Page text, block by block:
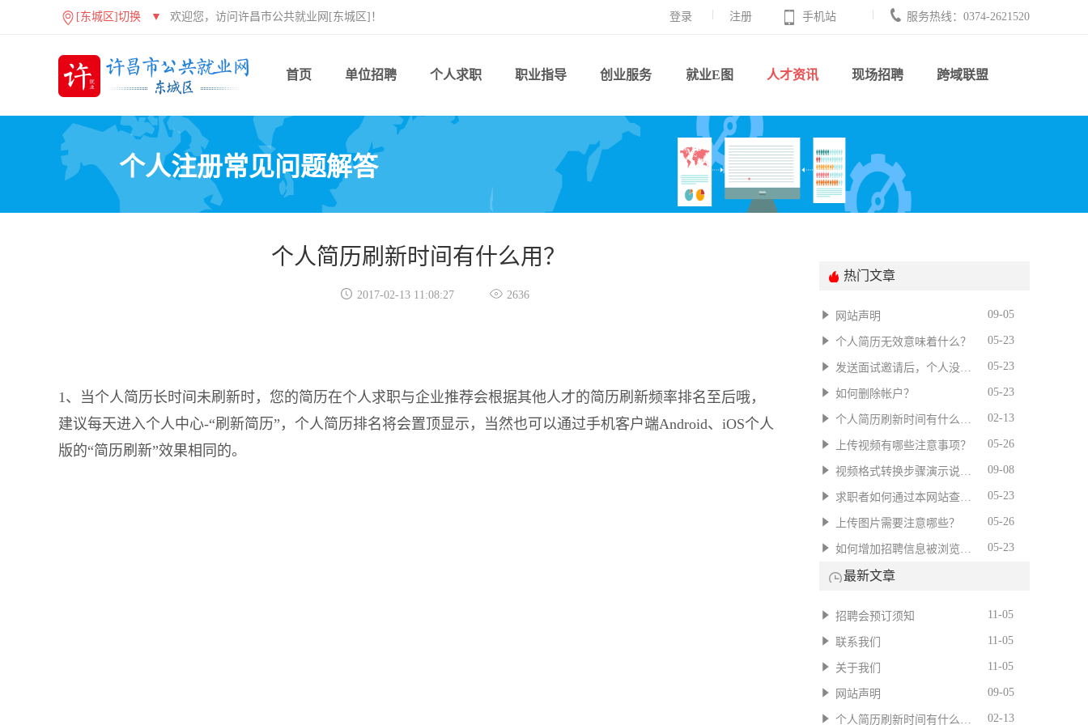
[东城区]切换 ▼ 欢迎您，访问许昌市公共就业网[东城区]！ 登录 注册 手机站 服务热线：0374-2621520
首页 单位招聘 个人求职 职业指导 创业服务 就业E图 人才资讯 现场招聘 跨域联盟
个人注册常见问题解答
个人简历刷新时间有什么用？
 2017-02-13 11:08:27  2636
1、当个人简历长时间未刷新时，您的简历在个人求职与企业推荐会根据其他人才的简历刷新频率排名至后哦，
建议每天进入个人中心-“刷新简历”，个人简历排名将会置顶显示，当然也可以通过手机客户端Android、iOS个人
版的“简历刷新”效果相同的。
热门文章
网站声明 09-05
个人简历无效意味着什么？ 05-23
发送面试邀请后，个人没有回应怎么办？ 05-23
如何删除帐户？ 05-23
个人简历刷新时间有什么用？ 02-13
上传视频有哪些注意事项？ 05-26
视频格式转换步骤演示说明。 09-08
求职者如何通过本网站查询招聘信息? 05-23
上传图片需要注意哪些？ 05-26
如何增加招聘信息被浏览到的次数？ 05-23
最新文章
招聘会预订须知 11-05
联系我们 11-05
关于我们 11-05
网站声明 09-05
个人简历刷新时间有什么用？ 02-13